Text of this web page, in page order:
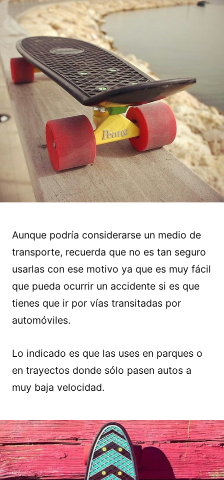
Aunque podría considerarse un medio de
transporte, recuerda que no es tan seguro
usarlas con ese motivo ya que es muy fácil
que pueda ocurrir un accidente si es que
tienes que ir por vías transitadas por
automóviles.
Lo indicado es que las uses en parques o
en trayectos donde sólo pasen autos a
muy baja velocidad.